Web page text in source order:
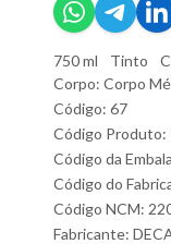
750 ml Tinto
Corpo: Corpo
Código: 67
Código
Código da
Código do
Código NCM:
Fabricante: